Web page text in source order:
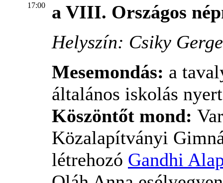
17:00
a VIII. Országos
Helyszín: Csiky
Mesemondás: a
általános iskolás
Köszöntőt mond:
Közalapítványi
létrehozó Gandhi